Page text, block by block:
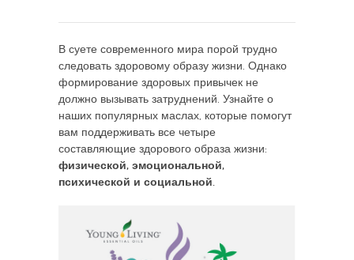
В суете современного мира порой трудно
следовать здоровому образу жизни. Однако
формирование здоровых привычек не
должно вызывать затруднений. Узнайте о
наших популярных маслах, которые помогут
вам поддерживать все четыре
составляющие здорового образа жизни:
физической, эмоциональной,
психической и социальной.